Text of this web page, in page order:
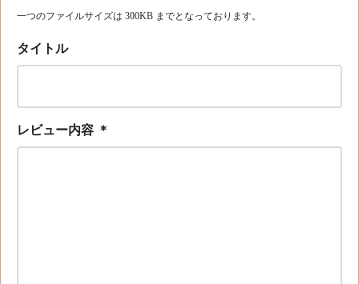
一つのファイルサイズは 300KB までとなっております。
タイトル
レビュー内容 ＊